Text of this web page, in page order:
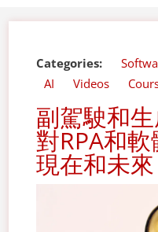
Categories:
AI
Videos
副駕駛和
對RPA和
現在和未來